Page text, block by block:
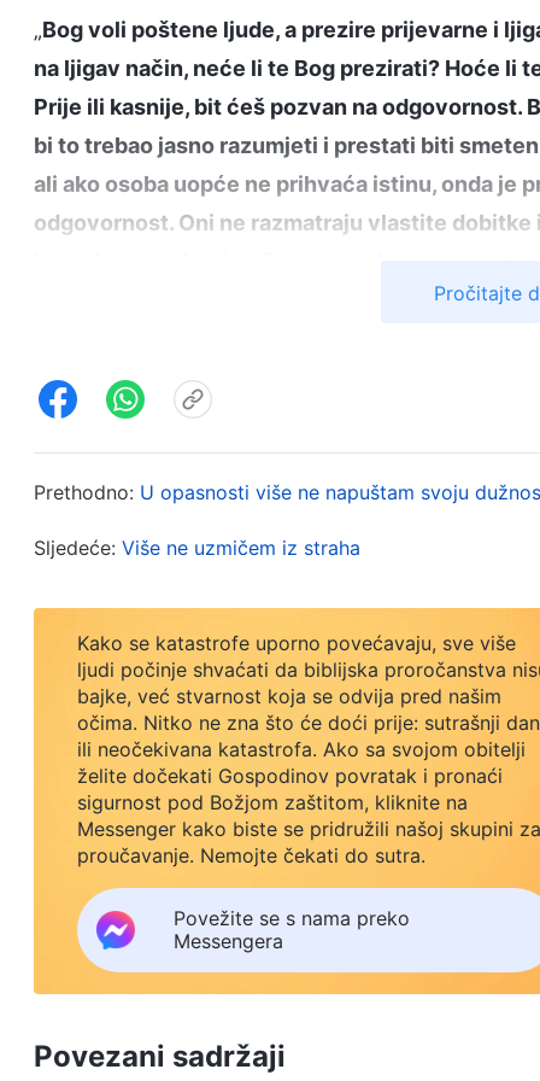
„Bog voli poštene ljude, a prezire prijevarne i
na ljigav način, neće li te Bog prezirati? Hoće li
Prije ili kasnije, bit ćeš pozvan na odgovornost.
bi to trebao jasno razumjeti i prestati biti
ali ako osoba uopće ne prihvaća istinu, onda je
odgovornost. Oni ne razmatraju vlastite
pogled. U njihovim postupcima također postoji
može prozrijeti takvu osobu. Ljudi ne mogu
ispitati stvari u tvojem najdubljem srcu. Kad
nikad ne prihvaćaš istinu, da se uvijek upuštaš
svoje srce, On te ne voli, i On te prezire i
Može li Bog spasiti takve ljude? Bog ne prezire
prepredeni – i On definitivno neće spasiti
Oni koji su uvijek pažljivi i budni kad govore,
odgovara prilici dok se bave stvarima – kažem
nema spasa. Što se tiče svih onih koji
na to koliko lijepo njihove riječi zvučale, sve
zvuče, to su ti ljudi više đavli i Sotone. To su
apsolutno točno. Što vi kažete: mogu li
djelo Duha Svetoga? Mogu li dobiti
Kakav je Božji stav prema ljudima koji su
ne obazire se na njih, On ih smatra istom
(Riječ. Svezak 5.: Odgovornosti vođa i djelatnika.
Pročitajte
Prethodno: U opasnosti više ne napuštam svoju
Sljedeće: Više ne uzmičem iz straha
Kako se katastrofe uporno povećavaju, sve više
ljudi počinje shvaćati da biblijska proročanstva
bajke, već stvarnost koja se odvija pred našim
očima. Nitko ne zna što će doći prije: sutrašnji dan
ili neočekivana katastrofa. Ako sa svojom obitelji
želite dočekati Gospodinov povratak i pronaći
sigurnost pod Božjom zaštitom, kliknite na
Messenger kako biste se pridružili našoj skupini za
proučavanje. Nemojte čekati do sutra.
Povežite se s nama preko
Messengera
Povezani sadržaji